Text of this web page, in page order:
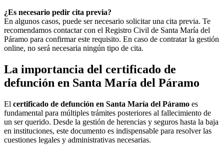
¿Es necesario pedir cita previa?
En algunos casos, puede ser necesario solicitar una cita previa. Te
recomendamos contactar con el Registro Civil de Santa María del
Páramo para confirmar este requisito. En caso de contratar la gestión
online, no será necesaria ningún tipo de cita.
La importancia del certificado de
defunción en Santa María del Páramo
El certificado de defunción en Santa María del Páramo es
fundamental para múltiples trámites posteriores al fallecimiento de
un ser querido. Desde la gestión de herencias y seguros hasta la baja
en instituciones, este documento es indispensable para resolver las
cuestiones legales y administrativas necesarias.